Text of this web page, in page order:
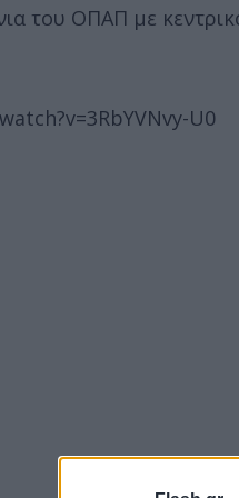
του ΟΠΑΠ με
U0